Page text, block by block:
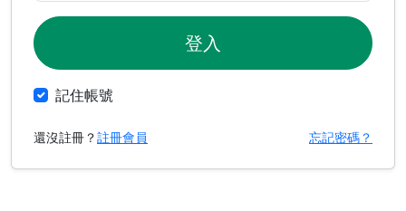
登入
記住帳號
還沒註冊？註冊會員 忘記密碼？